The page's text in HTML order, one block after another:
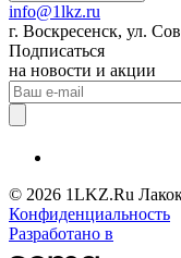
info@1lkz.ru
г. Воскресенск, ул.
Подписаться
на новости и акции
© 2026 1LKZ.Ru
Конфиденциальность
Разработано в